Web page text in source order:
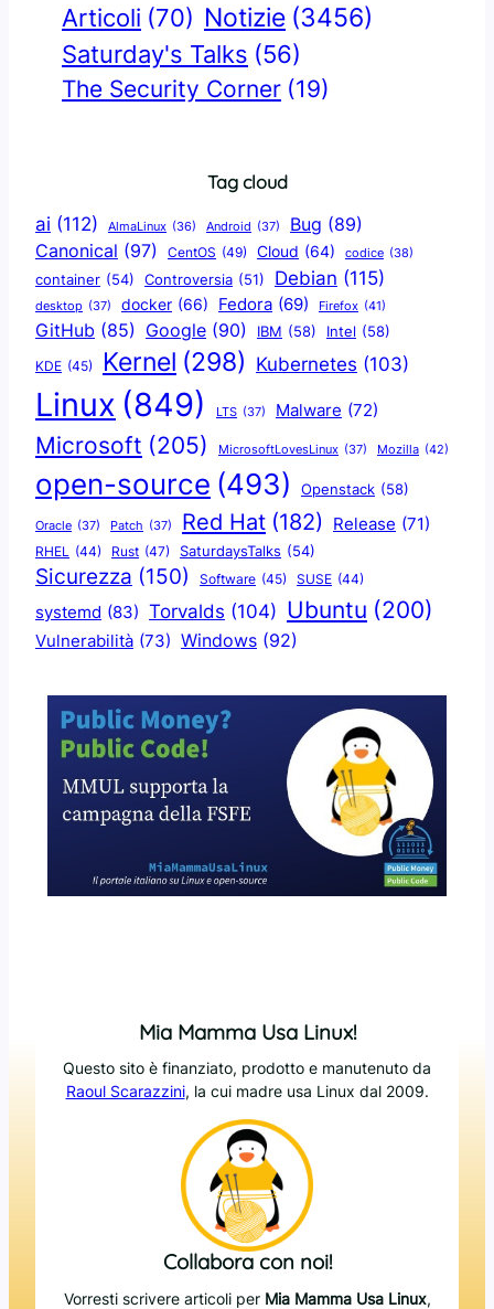
Articoli (70) Notizie (3456)
Saturday's Talks (56)
The Security Corner (19)
Tag cloud
ai (112) AlmaLinux (36) Android (37) Bug (89)
Canonical (97) CentOS (49) Cloud (64) codice (38)
container (54) Controversia (51) Debian (115)
desktop (37) docker (66) Fedora (69) Firefox (41)
GitHub (85) Google (90) IBM (58) Intel (58)
KDE (45) Kernel (298) Kubernetes (103)
Linux (849) LTS (37) Malware (72)
Microsoft (205) MicrosoftLovesLinux (37) Mozilla (42)
open-source (493) Openstack (58)
Oracle (37) Patch (37) Red Hat (182) Release (71)
RHEL (44) Rust (47) SaturdaysTalks (54)
Sicurezza (150) Software (45) SUSE (44)
systemd (83) Torvalds (104) Ubuntu (200)
Vulnerabilità (73) Windows (92)
Mia Mamma Usa Linux!
Questo sito è finanziato, prodotto e manutenuto da
Raoul Scarazzini, la cui madre usa Linux dal 2009.
Collabora con noi!
Vorresti scrivere articoli per Mia Mamma Usa Linux,